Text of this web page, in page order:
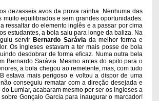
dezasseis avos da prova rainha. Nenhuma das
equilibrados e sem grandes oportunidades.
ressaltar do elemento inglês e a passar por cima
estudantes, a bola saiu para longe da baliza. Na
servir Bernardo Saráviada melhor forma e
Os ingleses estavam a ter mais posse de bola
desdobrar de forma eficaz. Numa outra bela
Bernardo Sarávia. Mesmo antes do apito para o
a bola chegou ao remetente, mas, com tudo
estava mais perigoso e voltou a dispor de uma
conseguiu rematar com a direção desejada e
Lumiar, acabaram mesmo por ser os ingleses a
Gonçalo Garcia para inaugurar o marcador!